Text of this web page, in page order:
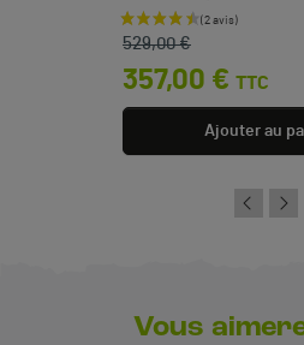
Prix de base
529,00 €
Prix
357,00 € TTC
Ajouter au
Vous